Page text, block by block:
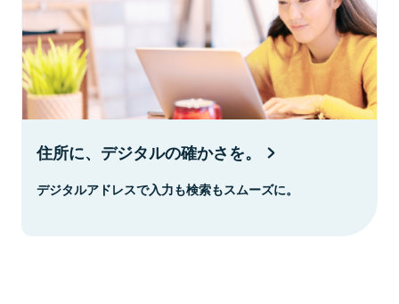
住所に、デジタルの確かさを。
デジタルアドレスで入力も検索もスムーズに。